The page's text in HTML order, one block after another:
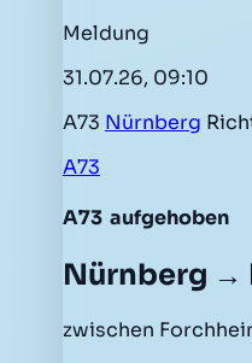
Meldung
31.07.26, 09:10
A73 Nürnberg
A73
A73 aufgehoben
Nürnberg →
zwischen